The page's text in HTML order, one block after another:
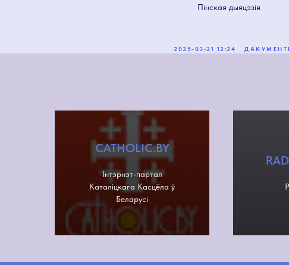
Пінская дыяцэзія
2025-03-21 12:24
CATHOLIC.BY
Інтэрнэт-партал
Каталіцкага Касцёла ў
Беларусі